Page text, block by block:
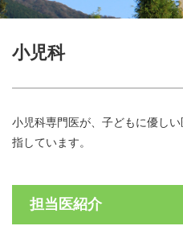
小児科
小児科専門医が、子どもに優し
指しています。
担当医紹介